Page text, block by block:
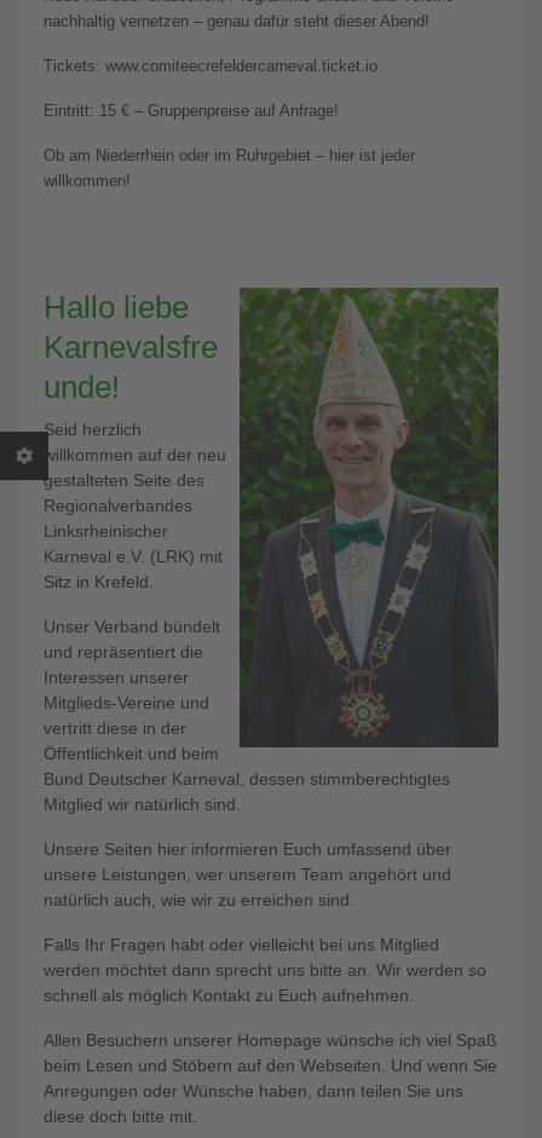
nachhaltig vernetzen – genau dafür steht dieser Abend!
Tickets: www.comiteecrefeldercarneval.ticket.io
Eintritt: 15 € – Gruppenpreise auf Anfrage!
Ob am Niederrhein oder im Ruhrgebiet – hier ist jeder
willkommen!
Hallo liebe
Karnevalsfre
unde!
Seid herzlich
willkommen auf der neu
gestalteten Seite des
Regionalverbandes
Linksrheinischer
Karneval e.V. (LRK) mit
Sitz in Krefeld.
Unser Verband bündelt
und repräsentiert die
Interessen unserer
Mitglieds-Vereine und
vertritt diese in der
Öffentlichkeit und beim
Bund Deutscher Karneval, dessen stimmberechtigtes
Mitglied wir natürlich sind.
Unsere Seiten hier informieren Euch umfassend über
unsere Leistungen, wer unserem Team angehört und
natürlich auch, wie wir zu erreichen sind.
Falls Ihr Fragen habt oder vielleicht bei uns Mitglied
werden möchtet dann sprecht uns bitte an. Wir werden so
schnell als möglich Kontakt zu Euch aufnehmen.
Allen Besuchern unserer Homepage wünsche ich viel Spaß
beim Lesen und Stöbern auf den Webseiten. Und wenn Sie
Anregungen oder Wünsche haben, dann teilen Sie uns
diese doch bitte mit.